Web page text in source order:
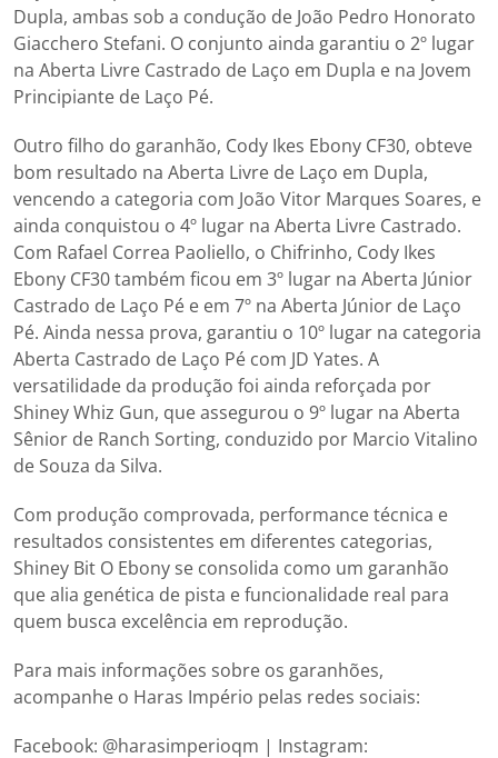
Dupla, ambas sob a condução de João Pedro Honorato
Giacchero Stefani. O conjunto ainda garantiu o 2º lugar
na Aberta Livre Castrado de Laço em Dupla e na Jovem
Principiante de Laço Pé.
Outro filho do garanhão, Cody Ikes Ebony CF30, obteve
bom resultado na Aberta Livre de Laço em Dupla,
vencendo a categoria com João Vitor Marques Soares, e
ainda conquistou o 4º lugar na Aberta Livre Castrado.
Com Rafael Correa Paoliello, o Chifrinho, Cody Ikes
Ebony CF30 também ficou em 3º lugar na Aberta Júnior
Castrado de Laço Pé e em 7º na Aberta Júnior de Laço
Pé. Ainda nessa prova, garantiu o 10º lugar na categoria
Aberta Castrado de Laço Pé com JD Yates. A
versatilidade da produção foi ainda reforçada por
Shiney Whiz Gun, que assegurou o 9º lugar na Aberta
Sênior de Ranch Sorting, conduzido por Marcio Vitalino
de Souza da Silva.
Com produção comprovada, performance técnica e
resultados consistentes em diferentes categorias,
Shiney Bit O Ebony se consolida como um garanhão
que alia genética de pista e funcionalidade real para
quem busca excelência em reprodução.
Para mais informações sobre os garanhões,
acompanhe o Haras Império pelas redes sociais:
Facebook: @harasimperioqm | Instagram: